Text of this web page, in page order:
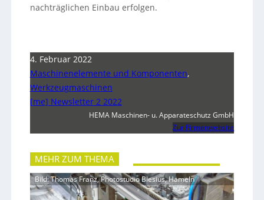
nachträglichen Einbau erfolgen.
4. Februar 2022
Maschinenelemente und Komponenten,
Werkzeugmaschinen
[me] Newsletter 2 2022
HEMA Maschinen- u. Apparateschutz GmbH
Zur Firmenwebsite
MEHR ZUM THEMA
Bild: Thomas Franz, Photostudio Blesius, Hameln